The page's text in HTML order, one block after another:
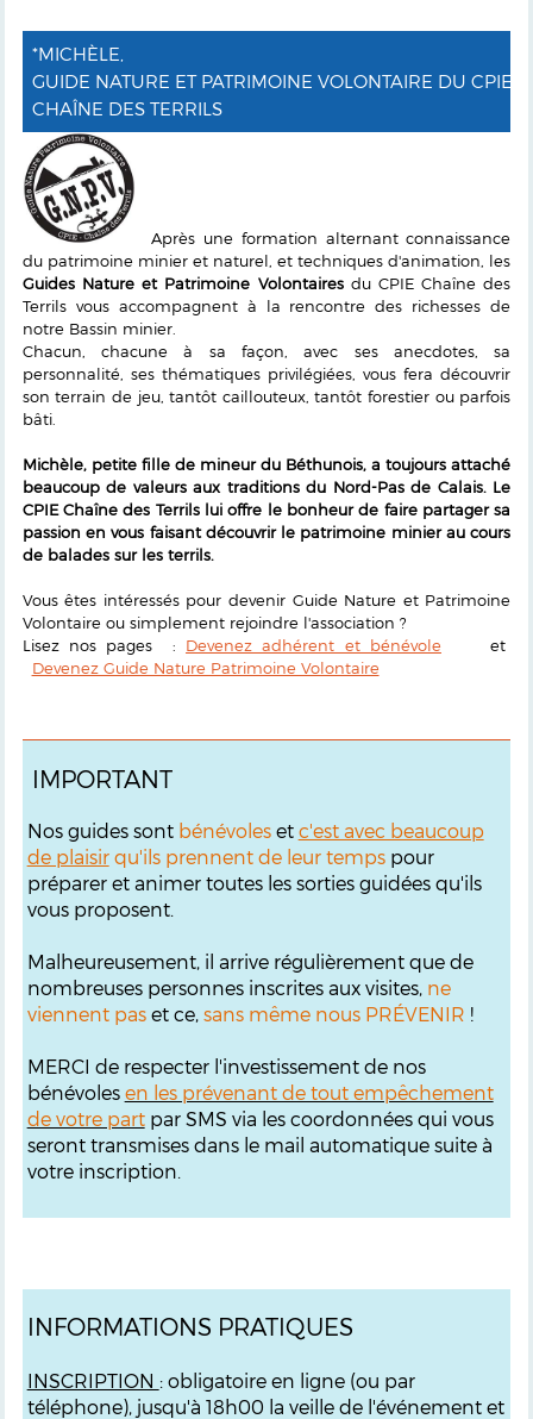
*MICHÈLE,
GUIDE NATURE ET PATRIMOINE VOLONTAIRE DU CPIE
CHAÎNE DES TERRILS
Après une formation alternant connaissance
du patrimoine minier et naturel, et techniques d'animation, les
Guides Nature et Patrimoine Volontairesdu CPIE Chaîne des
Terrils vous accompagnent à la rencontre des richesses de
notre Bassin minier.
Chacun, chacune à sa façon, avec ses anecdotes, sa
personnalité, ses thématiques privilégiées, vous fera découvrir
son terrain de jeu, tantôt caillouteux, tantôt forestier ou parfois
bâti.
Michèle, petite fille de mineur du Béthunois, a toujours attaché
beaucoup de valeurs aux traditions du Nord-Pas de Calais. Le
CPIE Chaîne des Terrils lui offre le bonheur de faire partager sa
passion en vous faisant découvrir le patrimoine minier au cours
de balades sur les terrils.
Vous êtes intéressés pour devenir Guide Nature et Patrimoine
Volontaire ou simplement rejoindre l'association ?
Lisez nos pages : Devenez adhérent et bénévole et
Devenez Guide Nature Patrimoine Volontaire
IMPORTANT
Nos guides sont bénévoleset c'est avec beaucoup
de plaisirqu'ils prennent de leur tempspour
préparer et animer toutes les sorties guidées qu'ils
vous proposent.
Malheureusement, il arrive régulièrement que de
nombreuses personnes inscrites aux visites, ne
viennent paset ce, sans même nous PRÉVENIR !
MERCI de respecter l'investissement de nos
bénévoles en les prévenant de tout empêchement
de votre partpar SMS via les coordonnées qui vous
seront transmises dans le mail automatique suite à
votre inscription.
INFORMATIONS PRATIQUES
INSCRIPTION : obligatoire en ligne (ou par
téléphone), jusqu'à 18h00 la veille de l'événement et